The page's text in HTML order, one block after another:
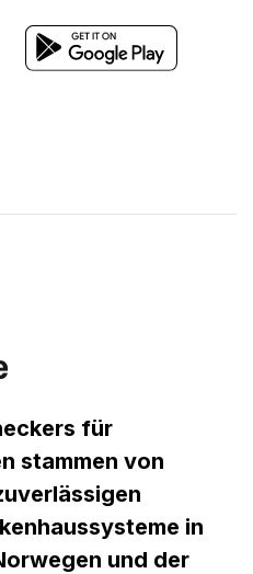
für
stammen von
in
und der